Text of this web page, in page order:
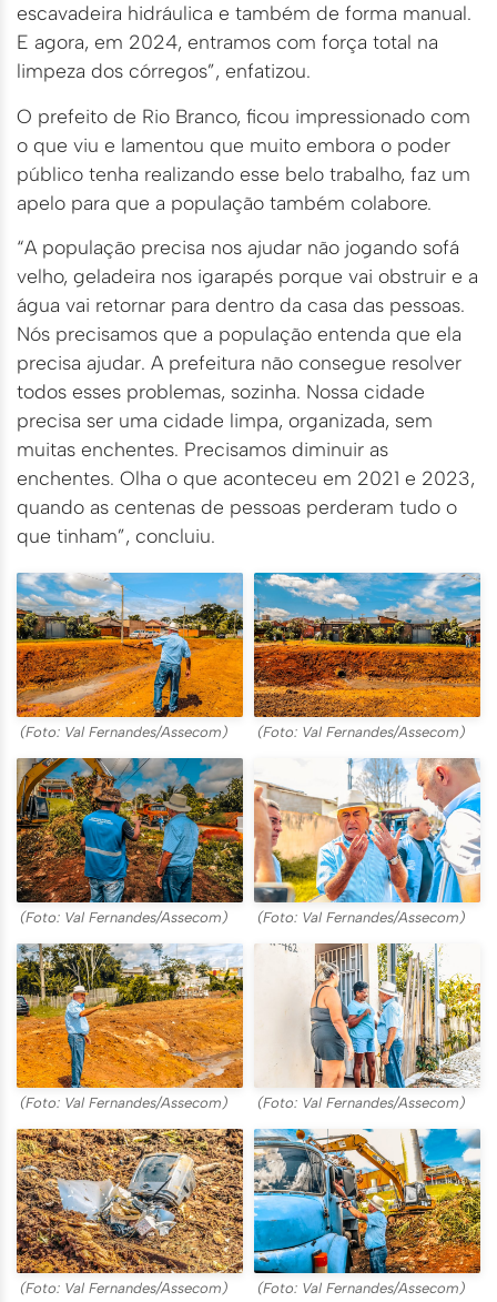
escavadeira hidráulica e também de forma manual.
E agora, em 2024, entramos com força total na
limpeza dos córregos”, enfatizou.
O prefeito de Rio Branco, ficou impressionado com
o que viu e lamentou que muito embora o poder
público tenha realizando esse belo trabalho, faz um
apelo para que a população também colabore.
“A população precisa nos ajudar não jogando sofá
velho, geladeira nos igarapés porque vai obstruir e a
água vai retornar para dentro da casa das pessoas.
Nós precisamos que a população entenda que ela
precisa ajudar. A prefeitura não consegue resolver
todos esses problemas, sozinha. Nossa cidade
precisa ser uma cidade limpa, organizada, sem
muitas enchentes. Precisamos diminuir as
enchentes. Olha o que aconteceu em 2021 e 2023,
quando as centenas de pessoas perderam tudo o
que tinham”, concluiu.
(Foto: Val Fernandes/Assecom) (Foto: Val Fernandes/Assecom)
(Foto: Val Fernandes/Assecom) (Foto: Val Fernandes/Assecom)
(Foto: Val Fernandes/Assecom) (Foto: Val Fernandes/Assecom)
(Foto: Val Fernandes/Assecom) (Foto: Val Fernandes/Assecom)